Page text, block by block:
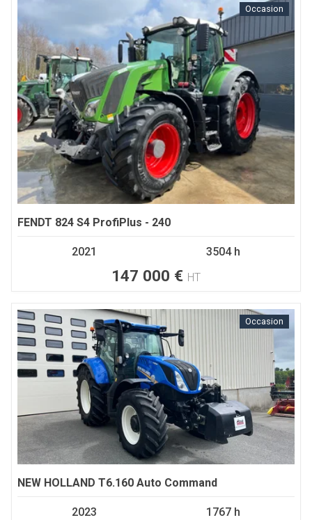
Occasion
FENDT 824 S4 ProfiPlus - 240
2021 3504 h
147 000 € HT
Occasion
NEW HOLLAND T6.160 Auto Command
2023 1767 h